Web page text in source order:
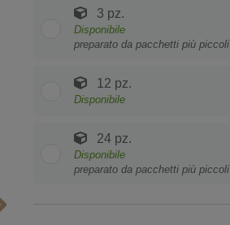
3 pz.
Disponibile
preparato da pacchetti più piccoli
12 pz.
Disponibile
24 pz.
Disponibile
preparato da pacchetti più piccoli